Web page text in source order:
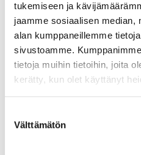
tukemiseen ja
jaamme sosiaalisen median,
alan kumppaneillemme
sivustoamme.
tietoja muihin tietoihin, joita
kerätty, kun olet käyttänyt
valinta
Välttämätön
Poistomyynti
03.06.2026-31.08.2026
Poppelikatu 10
Lue lisää